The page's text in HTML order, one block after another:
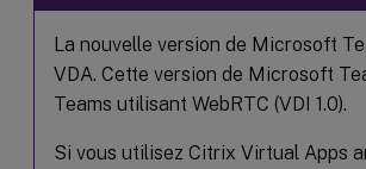
La nouvelle version de Microsoft
VDA. Cette version de Microsoft
Teams utilisant WebRTC (VDI 1.0).
Si vous utilisez Citrix Virtual Apps